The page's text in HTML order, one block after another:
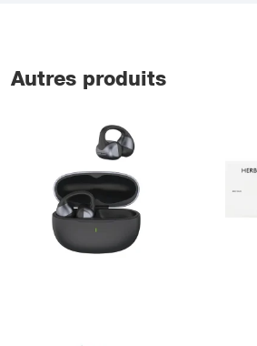
Autres produits